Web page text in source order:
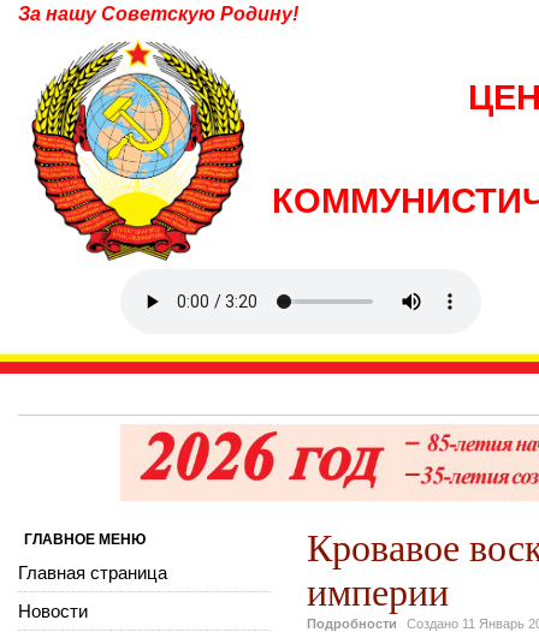
За нашу Советскую Родину!
Кровавое
империи
Подробности Создано 11 Январь
ГЛАВНОЕ МЕНЮ
Главная страница
Новости